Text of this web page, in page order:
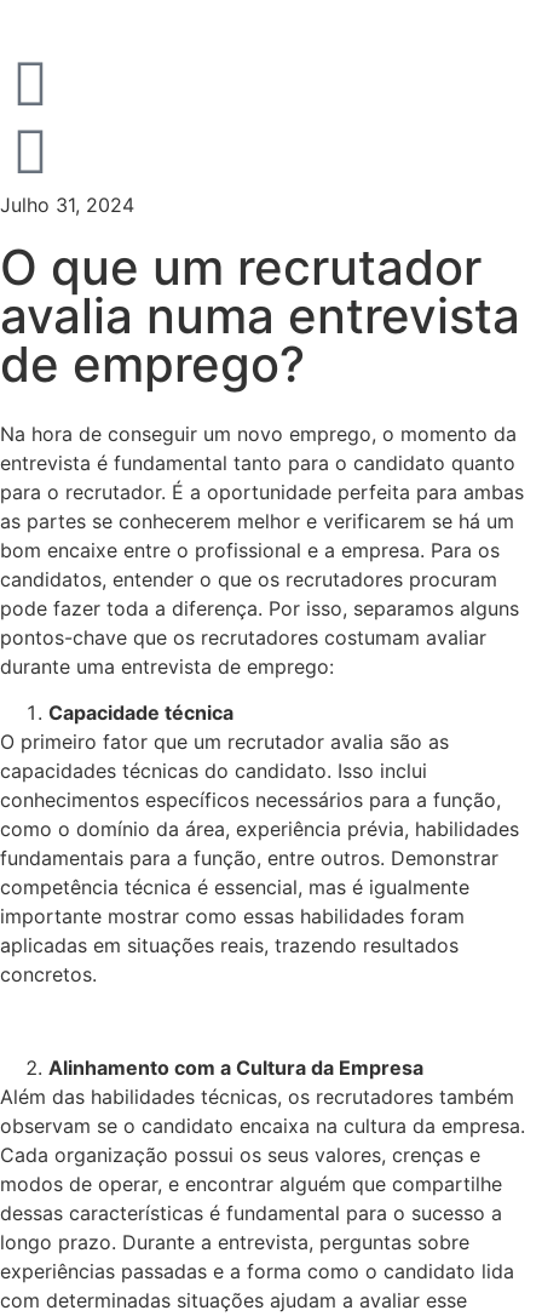
Julho 31, 2024
O que um recrutador
avalia numa entrevista
de emprego?
Na hora de conseguir um novo emprego, o momento da
entrevista é fundamental tanto para o candidato quanto
para o recrutador. É a oportunidade perfeita para ambas
as partes se conhecerem melhor e verificarem se há um
bom encaixe entre o profissional e a empresa. Para os
candidatos, entender o que os recrutadores procuram
pode fazer toda a diferença. Por isso, separamos alguns
pontos-chave que os recrutadores costumam avaliar
durante uma entrevista de emprego:
Capacidade técnica
O primeiro fator que um recrutador avalia são as
capacidades técnicas do candidato. Isso inclui
conhecimentos específicos necessários para a função,
como o domínio da área, experiência prévia, habilidades
fundamentais para a função, entre outros. Demonstrar
competência técnica é essencial, mas é igualmente
importante mostrar como essas habilidades foram
aplicadas em situações reais, trazendo resultados
concretos.
Alinhamento com a Cultura da Empresa
Além das habilidades técnicas, os recrutadores também
observam se o candidato encaixa na cultura da empresa.
Cada organização possui os seus valores, crenças e
modos de operar, e encontrar alguém que compartilhe
dessas características é fundamental para o sucesso a
longo prazo. Durante a entrevista, perguntas sobre
experiências passadas e a forma como o candidato lida
com determinadas situações ajudam a avaliar esse